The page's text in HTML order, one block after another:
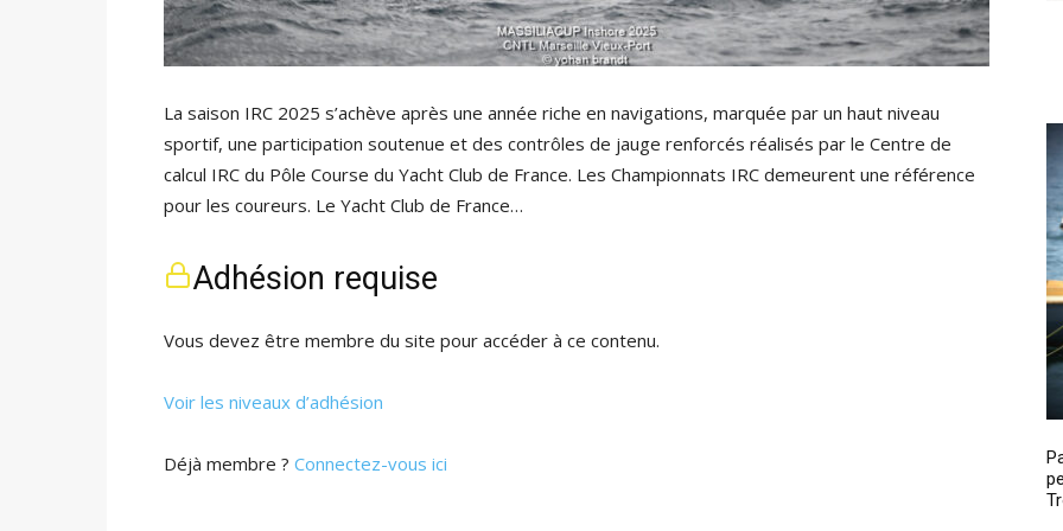
La saison IRC 2025 s’achève après une année riche en navigations, marquée par un haut niveau
sportif, une participation soutenue et des contrôles de jauge renforcés réalisés par le Centre de
calcul IRC du Pôle Course du Yacht Club de France. Les Championnats IRC demeurent une référence
pour les coureurs. Le Yacht Club de France…
Adhésion requise
Vous devez être membre du site pour accéder à ce contenu.
Voir les niveaux d’adhésion
Déjà membre ? Connectez-vous ici